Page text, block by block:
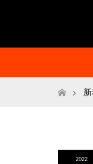
ホーム
2022